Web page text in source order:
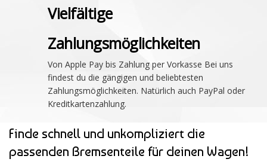
Vielfältige
Zahlungsmöglichkeiten
Von Apple Pay bis Zahlung per Vorkasse Bei uns
findest du die gängigen und beliebtesten
Zahlungsmöglichkeiten. Natürlich auch PayPal oder
Kreditkartenzahlung.
Finde schnell und unkompliziert die
passenden Bremsenteile für deinen Wagen!